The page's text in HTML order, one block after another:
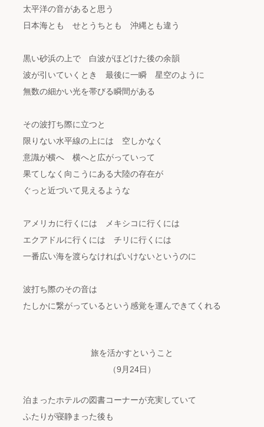
太平洋の音があると思う
日本海とも せとうちとも 沖縄とも違う
黒い砂浜の上で 白波がほどけた後の余韻
波が引いていくとき 最後に一瞬 星空のように
無数の細かい光を帯びる瞬間がある
その波打ち際に立つと
限りない水平線の上には 空しかなく
意識が横へ 横へと広がっていって
果てしなく向こうにある大陸の存在が
ぐっと近づいて見えるような
アメリカに行くには メキシコに行くには
エクアドルに行くには チリに行くには
一番広い海を渡らなければいけないというのに
波打ち際のその音は
たしかに繋がっているという感覚を運んできてくれる
旅を活かすということ
（9月24日）
泊まったホテルの図書コーナーが充実していて
ふたりが寝静まった後も